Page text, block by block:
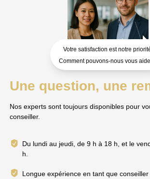
Votre satisfaction est notre
Comment pouvons-nous vous
Une question, une
Nos experts sont toujours disponibles pour
conseiller.
Du lundi au jeudi, de 9 h à 18 h, et le
h.
Longue expérience en tant que